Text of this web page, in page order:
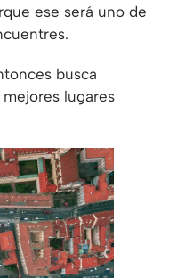
ese será uno de
busca
lugares